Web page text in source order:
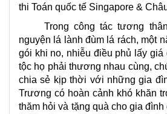
thi Toán quốc tế Singapore &
Trong công tác tương
nguyện lá lành đùm lá rách, một
gói khi no, nhiễu điều phủ lấy
tộc họ phải thương nhau cùng,
chia sẻ kịp thời với những gia
Trương có hoàn cảnh khó khăn
thăm hỏi và tặng quà cho gia